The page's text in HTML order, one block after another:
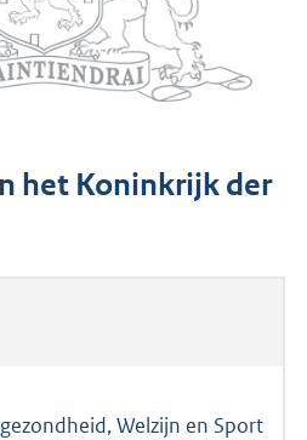
het Koninkrijk der
Welzijn en Sport